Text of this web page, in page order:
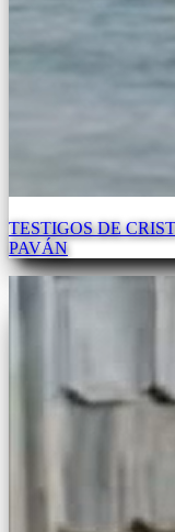
TESTIGOS DE
PAVÁN